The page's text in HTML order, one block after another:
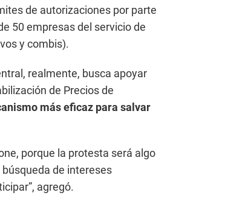
de autorizaciones por parte
50 empresas del servicio de
y combis).
realmente, busca apoyar
de Precios de
más eficaz para salvar
porque la protesta será algo
de intereses
agregó.